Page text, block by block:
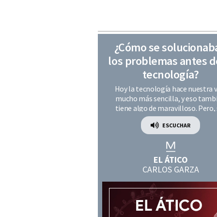
¿Cómo se
los problemas antes
tecnología?
Hoy la tecnología hace nuestra
mucho más sencilla, y eso
tiene algo de maravilloso. Pero,
darnos cuenta, hubo una época
que resolver los problemas
menos de un buscador y más de
creatividad, nuestra memoria y
personas que teníamos cerca.
ESCUCHAR
EL ÁTICO
CARLOS GARZA